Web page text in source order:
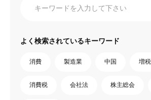
よく検索されているキーワード
消費 製造業 中国 増税
消費税 会社法 株主総会